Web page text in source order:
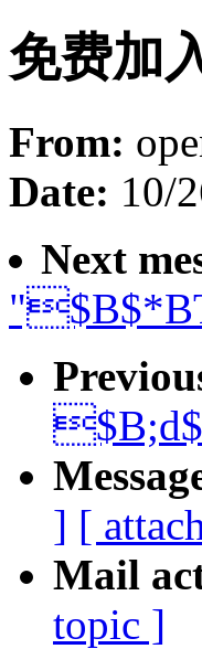
免费加
From:
Date: 10/
Next
] [
Mail
topic ]